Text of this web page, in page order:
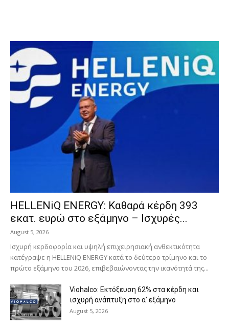
HELLENiQ ENERGY: Καθαρά κέρδη 393
εκατ. ευρώ στο εξάμηνο – Ισχυρές...
August 5, 2026
Ισχυρή κερδοφορία και υψηλή επιχειρησιακή ανθεκτικότητα
κατέγραψε η HELLENiQ ENERGY κατά το δεύτερο τρίμηνο και το
πρώτο εξάμηνο του 2026, επιβεβαιώνοντας την ικανότητά της...
Viohalco: Εκτόξευση 62% στα κέρδη και
ισχυρή ανάπτυξη στο α’ εξάμηνο
August 5, 2026